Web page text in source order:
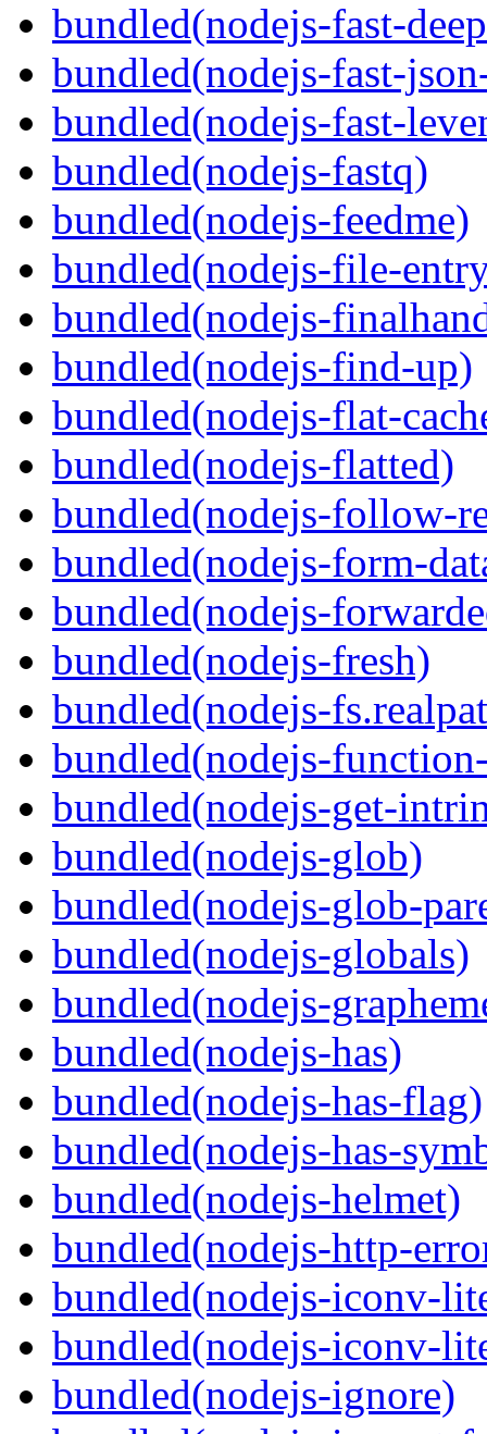
bundled(nodejs-fast-
bundled(nodejs-fast-
bundled(nodejs-fast-
bundled(nodejs-fastq)
bundled(nodejs-feedme)
bundled(nodejs-file-
bundled(nodejs-
bundled(nodejs-find-up)
bundled(nodejs-flat-
bundled(nodejs-flatted)
bundled(nodejs-follow-
bundled(nodejs-form-
bundled(nodejs-
bundled(nodejs-fresh)
bundled(nodejs-
bundled(nodejs-
bundled(nodejs-get-
bundled(nodejs-glob)
bundled(nodejs-glob-
bundled(nodejs-globals)
bundled(nodejs-
bundled(nodejs-has)
bundled(nodejs-has-flag)
bundled(nodejs-has-
bundled(nodejs-helmet)
bundled(nodejs-http-
bundled(nodejs-iconv-
bundled(nodejs-iconv-
bundled(nodejs-ignore)